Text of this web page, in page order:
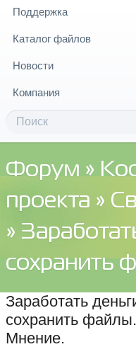
Поддержка
Каталог файлов
Новости
Компания
Форум »
проекта »
»
сохранить
Заработать
сохранить файлы.
Мнение.